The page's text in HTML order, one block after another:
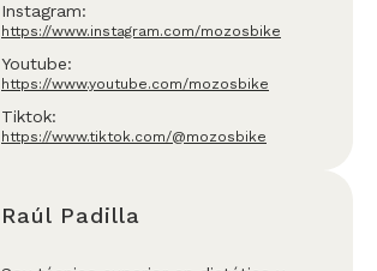
Instagram:
https://www.instagram.com/mozosbike
Youtube:
https://www.youtube.com/mozosbike
Tiktok:
https://www.tiktok.com/@mozosbike
Raúl Padilla